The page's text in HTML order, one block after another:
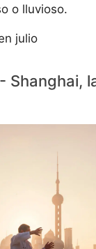
o lluvioso.
julio
Shanghai,